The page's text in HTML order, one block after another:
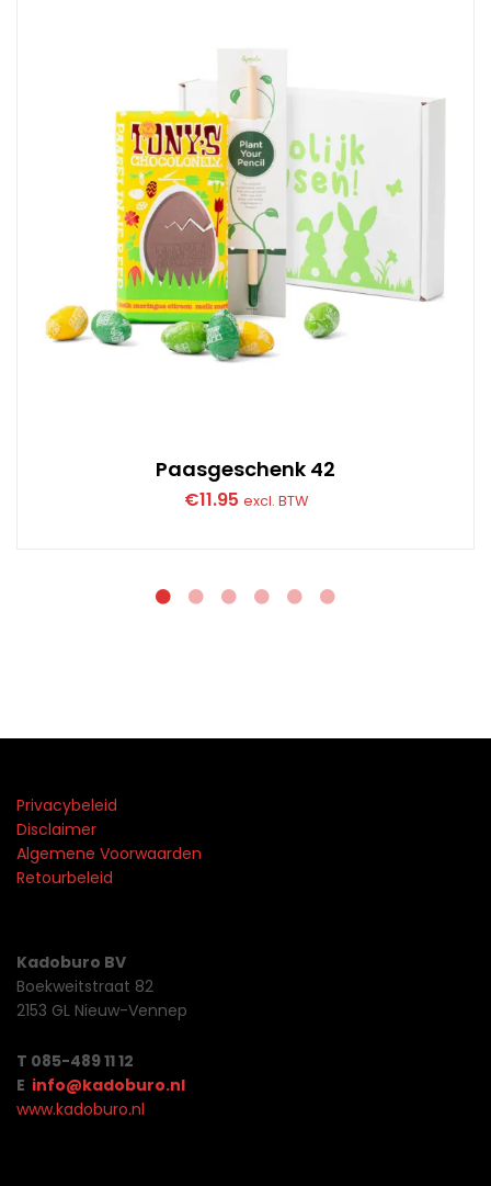
Paasgeschenk 42
€11.95 excl. BTW
Privacybeleid
Disclaimer
Algemene Voorwaarden
Retourbeleid
Kadoburo BV
Boekweitstraat 82
2153 GL Nieuw-Vennep
T 085-489 11 12
E info@kadoburo.nl
www.kadoburo.nl